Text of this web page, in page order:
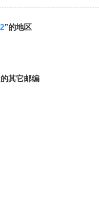
”的地区
其它邮编